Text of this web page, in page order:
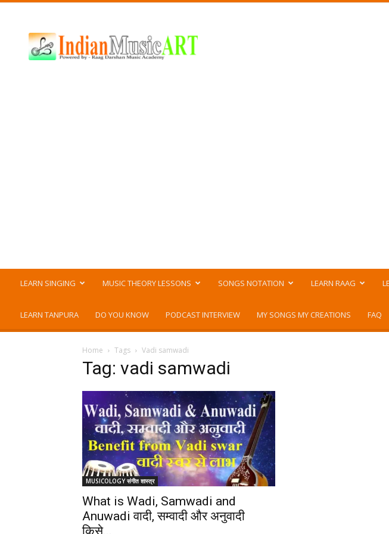
Music
ART
LEARN SINGING MUSIC THEORY LESSONS SONGS NOTATION LEARN RAAG
LEARN TANPURA DO YOU KNOW PODCAST INTERVIEW MY SONGS MY CREATIONS FAQ
Home Tags Vadi samwadi
Tag: vadi samwadi
MUSICOLOGY संगीत शास्त्र
What is Wadi, Samwadi and
Anuwadi वादी, सम्वादी और अनुवादी
किसे...